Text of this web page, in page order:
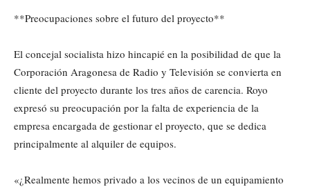
**Preocupaciones sobre el futuro del proyecto**
El concejal socialista hizo hincapié en la posibilidad de que la
Corporación Aragonesa de Radio y Televisión se convierta en
cliente del proyecto durante los tres años de carencia. Royo
expresó su preocupación por la falta de experiencia de la
empresa encargada de gestionar el proyecto, que se dedica
principalmente al alquiler de equipos.
«¿Realmente hemos privado a los vecinos de un equipamiento